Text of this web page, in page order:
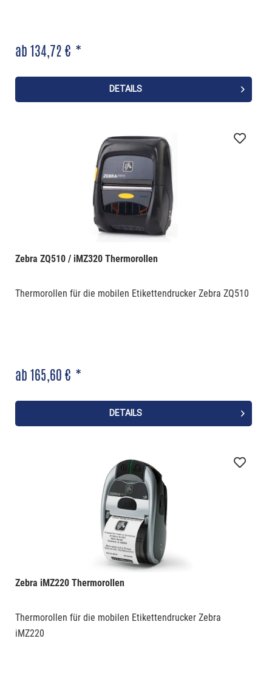
ab 134,72 € *
DETAILS
Zebra ZQ510 / iMZ320 Thermorollen
Thermorollen für die mobilen Etikettendrucker Zebra ZQ510
ab 165,60 € *
DETAILS
Zebra iMZ220 Thermorollen
Thermorollen für die mobilen Etikettendrucker Zebra
iMZ220